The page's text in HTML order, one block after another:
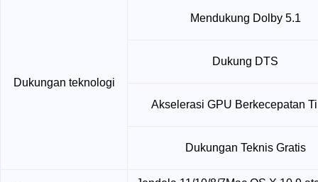
Dukungan teknologi
Mendukung Dolby 5.1
Dukung DTS
Akselerasi GPU Berkecepatan
Dukungan Teknis Gratis